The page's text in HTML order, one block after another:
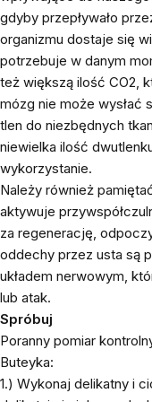
gdyby przepływało
organizmu dostaje się
potrzebuje w danym
też większą ilość CO2,
mózg nie może wysłać
tlen do niezbędnych
niewielka ilość
wykorzystanie.
Należy również
aktywuje
za regenerację,
oddechy przez usta są
układem nerwowym,
lub atak.
Spróbuj
Poranny pomiar
Buteyka:
1.) Wykonaj delikatny i